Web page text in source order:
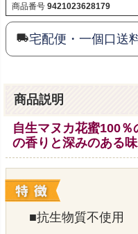
商品番号 9421023628179
宅配便・一個口送
商品説明
自生マヌカ花蜜100
の香りと深みのある
■抗生物質不使用